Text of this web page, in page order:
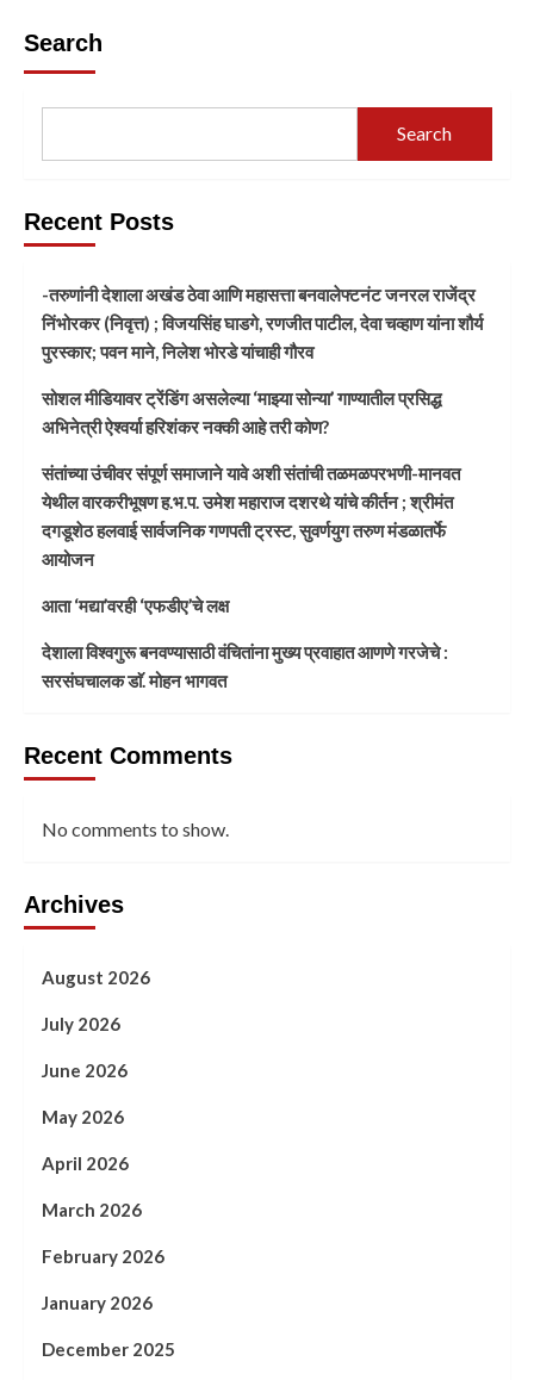
Search
Search
Recent Posts
-तरुणांनी देशाला अखंड ठेवा आणि महासत्ता बनवालेफ्टनंट जनरल राजेंद्र
निंभोरकर (निवृत्त) ; विजयसिंह घाडगे, रणजीत पाटील, देवा चव्हाण यांना शौर्य
पुरस्कार; पवन माने, निलेश भोरडे यांचाही गौरव
सोशल मीडियावर ट्रेंडिंग असलेल्या ‘माझ्या सोन्या’ गाण्यातील प्रसिद्ध
अभिनेत्री ऐश्वर्या हरिशंकर नक्की आहे तरी कोण?
संतांच्या उंचीवर संपूर्ण समाजाने यावे अशी संतांची तळमळपरभणी-मानवत
येथील वारकरीभूषण ह.भ.प. उमेश महाराज दशरथे यांचे कीर्तन ; श्रीमंत
दगडूशेठ हलवाई सार्वजनिक गणपती ट्रस्ट, सुवर्णयुग तरुण मंडळातर्फे
आयोजन
आता ‘मद्या’वरही ‘एफडीए’चे लक्ष
देशाला विश्वगुरू बनवण्यासाठी वंचितांना मुख्य प्रवाहात आणणे गरजेचे :
सरसंघचालक डाॅ. मोहन भागवत
Recent Comments
No comments to show.
Archives
August 2026
July 2026
June 2026
May 2026
April 2026
March 2026
February 2026
January 2026
December 2025